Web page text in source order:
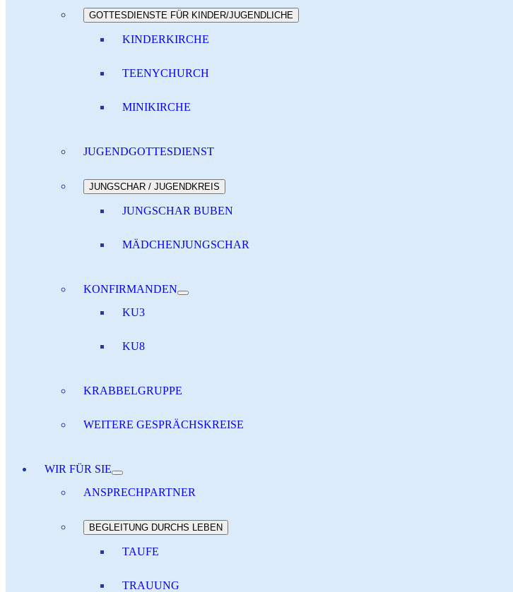
GOTTESDIENSTE FÜR KINDER/JUGENDLICHE
KINDERKIRCHE
TEENYCHURCH
MINIKIRCHE
JUGENDGOTTESDIENST
JUNGSCHAR / JUGENDKREIS
JUNGSCHAR BUBEN
MÄDCHENJUNGSCHAR
KONFIRMANDEN
KU3
KU8
KRABBELGRUPPE
WEITERE GESPRÄCHSKREISE
WIR FÜR SIE
ANSPRECHPARTNER
BEGLEITUNG DURCHS LEBEN
TAUFE
TRAUUNG